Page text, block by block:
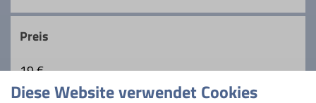
den Bergbus als umweltfreundliches
Preis
19 €
Diese Website verwendet Cookies